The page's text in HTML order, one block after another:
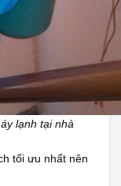
lạnh tại nhà
tối ưu nhất nên